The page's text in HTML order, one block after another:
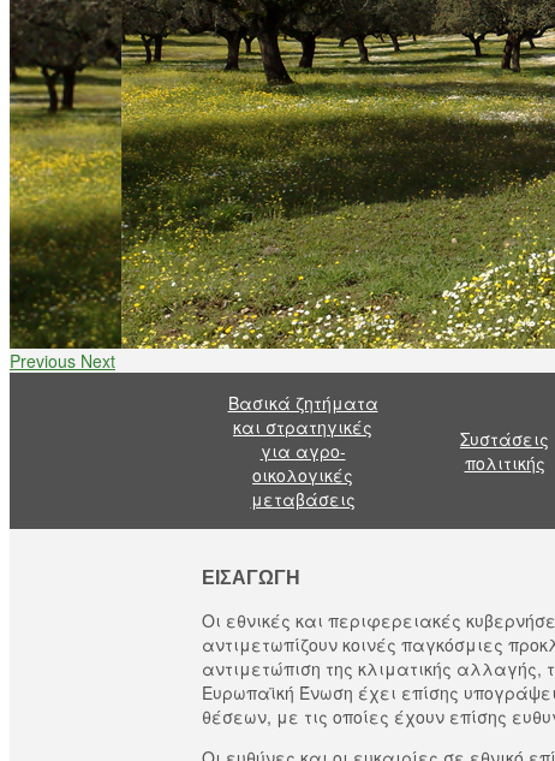
Previous Next
Βασικά ζητήματα
και στρατηγικές
για αγρο-
οικολογικές
μεταβάσεις
Συστάσεις
πολιτικής
ΕΙΣΑΓΩΓΉ
Οι εθνικές και περιφερειακές
αντιμετωπίζουν κοινές παγκόσμιες
αντιμετώπιση της κλιματικής αλλαγής,
Ευρωπαϊκή Ένωση έχει επίσης
θέσεων, με τις οποίες έχουν επίσης